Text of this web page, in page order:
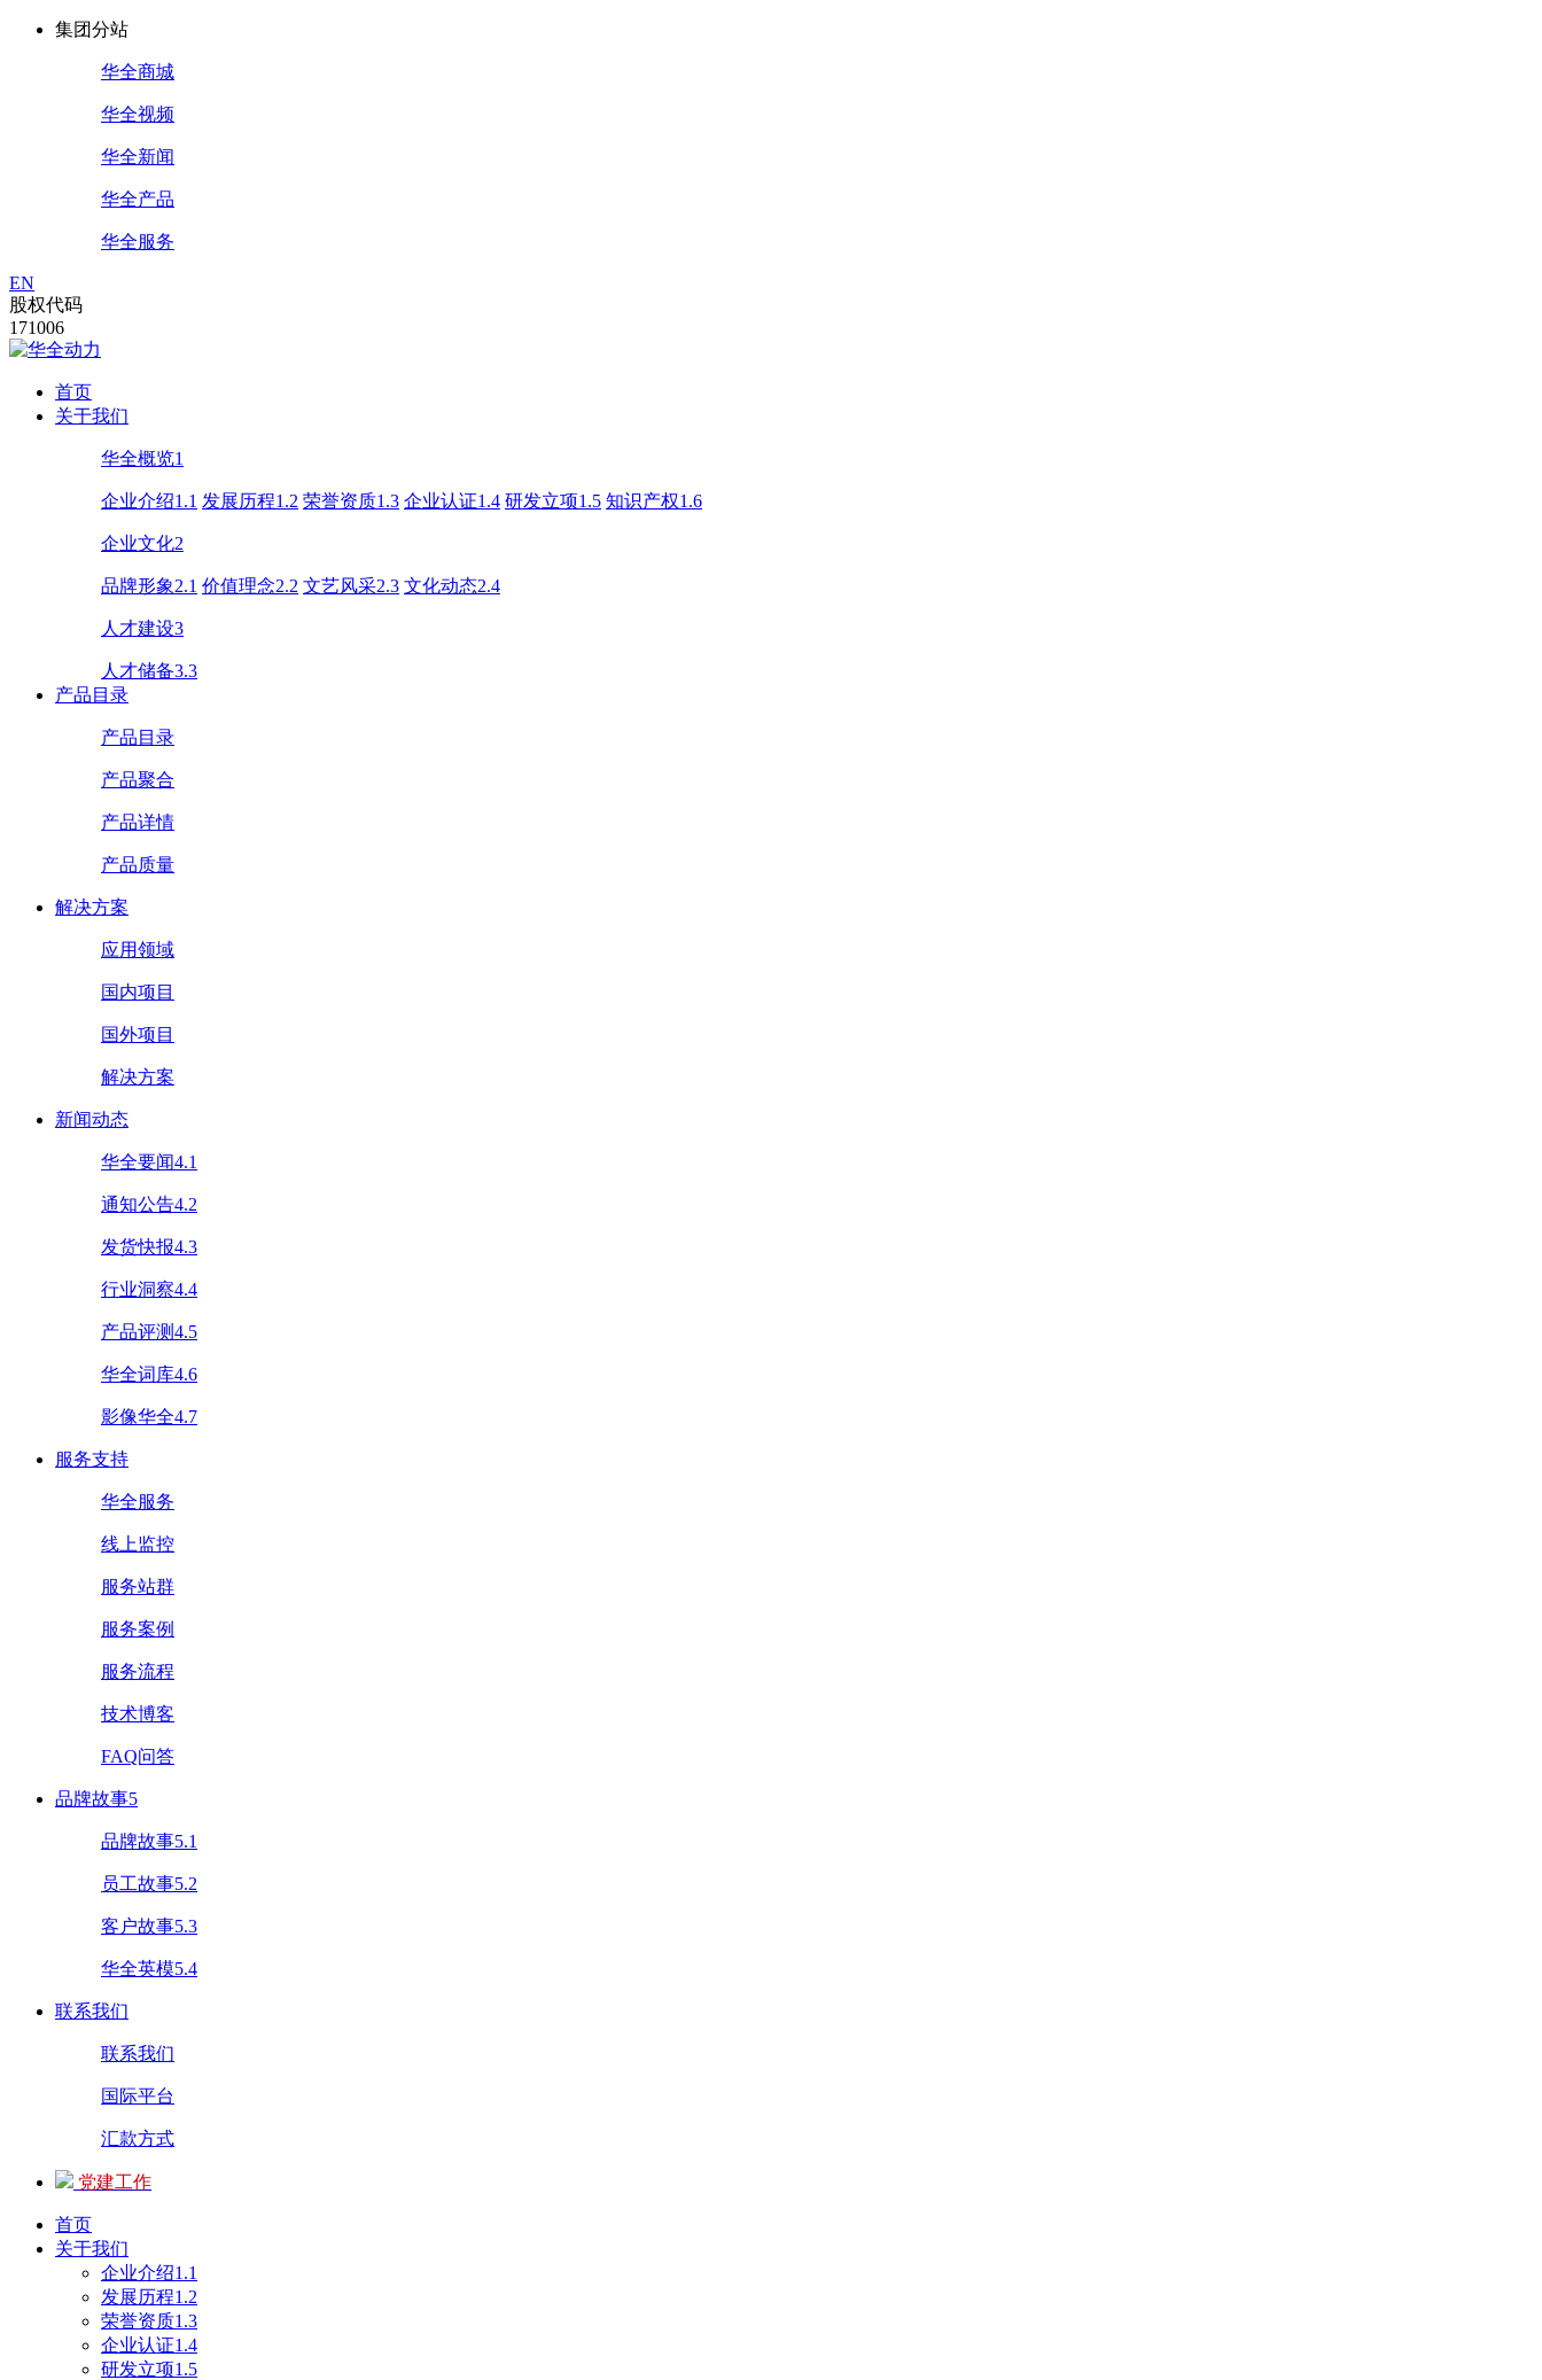
集团分站
华全商城
华全视频
华全新闻
华全产品
华全服务
EN
股权代码
171006
首页
关于我们
华全概览1
企业介绍1.1 发展历程1.2 荣誉资质1.3 企业认证1.4 研发立项1.5 知识产权1.6
企业文化2
品牌形象2.1 价值理念2.2 文艺风采2.3 文化动态2.4
人才建设3
人才储备3.3
产品目录
产品目录
产品聚合
产品详情
产品质量
解决方案
应用领域
国内项目
国外项目
解决方案
新闻动态
华全要闻4.1
通知公告4.2
发货快报4.3
行业洞察4.4
产品评测4.5
华全词库4.6
影像华全4.7
服务支持
华全服务
线上监控
服务站群
服务案例
服务流程
技术博客
FAQ问答
品牌故事5
品牌故事5.1
员工故事5.2
客户故事5.3
华全英模5.4
联系我们
联系我们
国际平台
汇款方式
党建工作
首页
关于我们
企业介绍1.1
发展历程1.2
荣誉资质1.3
企业认证1.4
研发立项1.5